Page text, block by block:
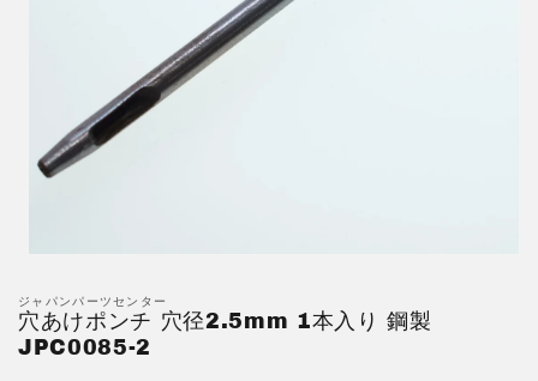
ダ
ル
で
ジャパンパーツセンター
穴あけポンチ 穴径2.5mm 1本入り 鋼製
JPC0085-2